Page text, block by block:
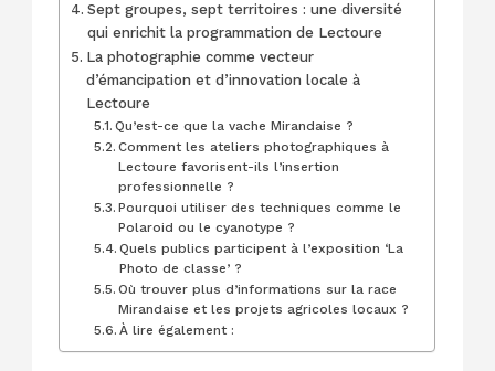
Sept groupes, sept territoires : une diversité
qui enrichit la programmation de Lectoure
La photographie comme vecteur
d’émancipation et d’innovation locale à
Lectoure
Qu’est-ce que la vache Mirandaise ?
Comment les ateliers photographiques à
Lectoure favorisent-ils l’insertion
professionnelle ?
Pourquoi utiliser des techniques comme le
Polaroid ou le cyanotype ?
Quels publics participent à l’exposition ‘La
Photo de classe’ ?
Où trouver plus d’informations sur la race
Mirandaise et les projets agricoles locaux ?
À lire également :